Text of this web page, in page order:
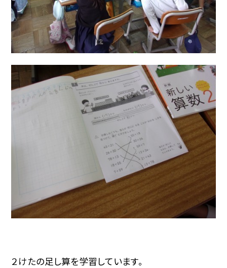
２けたの足し算を学習しています。